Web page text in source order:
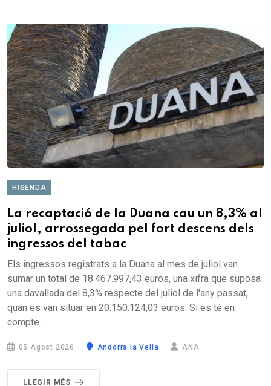
HISENDA
La recaptació de la Duana cau un 8,3% al
juliol, arrossegada pel fort descens dels
ingressos del tabac
Els ingressos registrats a la Duana al mes de juliol van
sumar un total de 18.467.997,43 euros, una xifra que suposa
una davallada del 8,3% respecte del juliol de l'any passat,
quan es van situar en 20.150.124,03 euros. Si es té en
compte...
05 Agost 2026 Andorra la Vella ANA
LLEGIR MÉS